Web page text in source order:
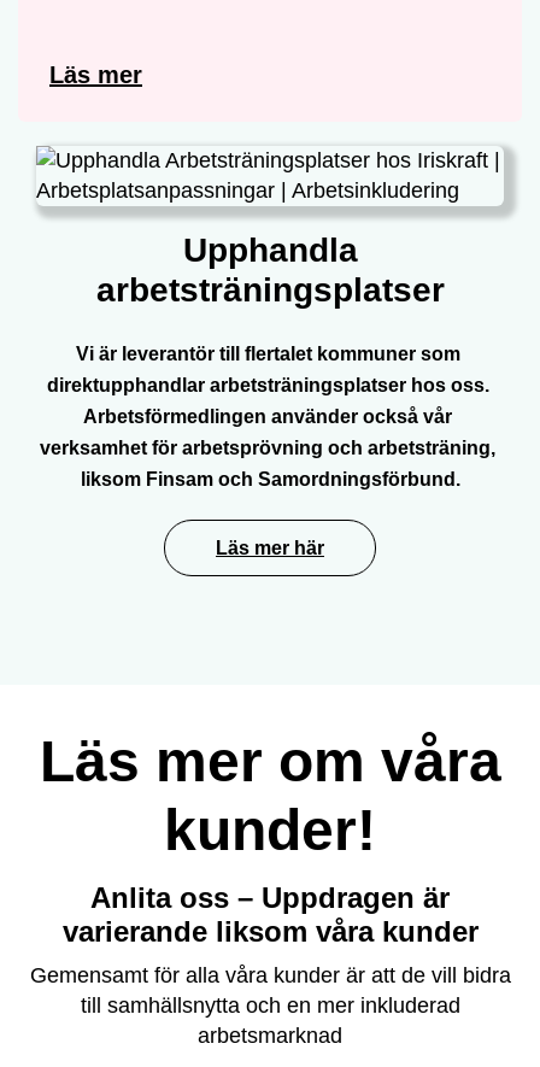
Läs mer
Upphandla
arbetsträningsplatser
Vi är leverantör till flertalet kommuner som
direktupphandlar arbetsträningsplatser hos oss.
Arbetsförmedlingen använder också vår
verksamhet för arbetsprövning och arbetsträning,
liksom Finsam och Samordningsförbund.
Läs mer här
Läs mer om våra
kunder!
Anlita oss – Uppdragen är
varierande liksom våra kunder
Gemensamt för alla våra kunder är att de vill bidra
till samhällsnytta och en mer inkluderad
arbetsmarknad